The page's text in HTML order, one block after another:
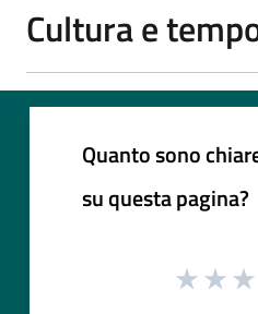
Cultura e
Quanto sono
su questa pagina?